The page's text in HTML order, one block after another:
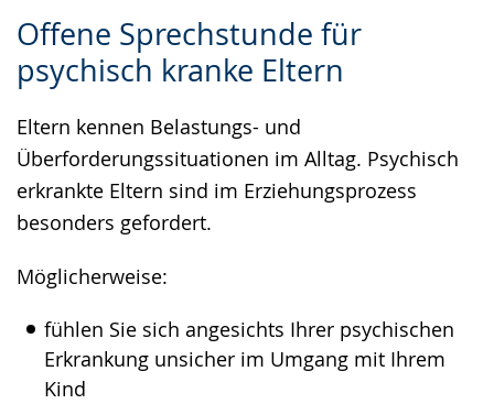
Offene Sprechstunde für
psychisch kranke Eltern
Eltern kennen Belastungs- und
Überforderungssituationen im Alltag. Psychisch
erkrankte Eltern sind im Erziehungsprozess
besonders gefordert.
Möglicherweise:
fühlen Sie sich angesichts Ihrer psychischen
Erkrankung unsicher im Umgang mit Ihrem
Kind
Leichten
Sprache
Audio-
Unterstützung.
Video
in
Gebärdensprache
wird
angezeigt.